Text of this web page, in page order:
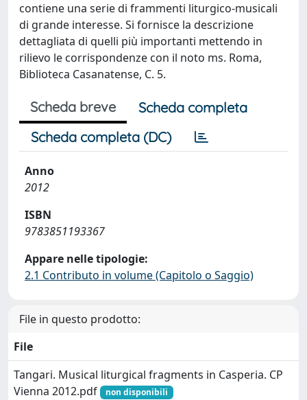
contiene una serie di frammenti liturgico-musicali
di grande interesse. Si fornisce la descrizione
dettagliata di quelli più importanti mettendo in
rilievo le corrispondenze con il noto ms. Roma,
Biblioteca Casanatense, C. 5.
Scheda breve
Scheda completa
Scheda completa (DC)
Anno
2012
ISBN
9783851193367
Appare nelle tipologie:
2.1 Contributo in volume (Capitolo o Saggio)
File in questo prodotto:
File
Tangari. Musical liturgical fragments in Casperia. CP
Vienna 2012.pdf
non disponibili